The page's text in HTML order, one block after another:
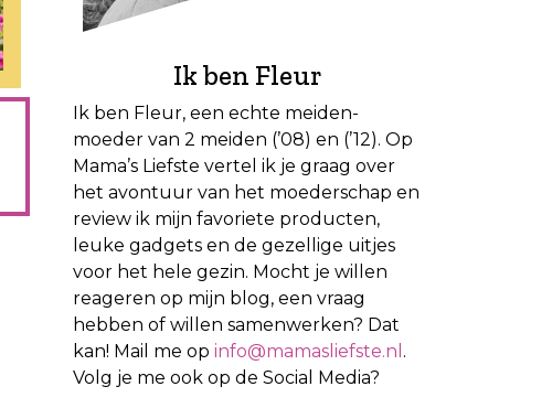
Ik ben Fleur
Ik ben Fleur, een echte meiden-
moeder van 2 meiden (’08) en (’12). Op
Mama’s Liefste vertel ik je graag over
het avontuur van het moederschap en
review ik mijn favoriete producten,
leuke gadgets en de gezellige uitjes
voor het hele gezin. Mocht je willen
reageren op mijn blog, een vraag
hebben of willen samenwerken? Dat
kan! Mail me op info@mamasliefste.nl .
Volg je me ook op de Social Media?